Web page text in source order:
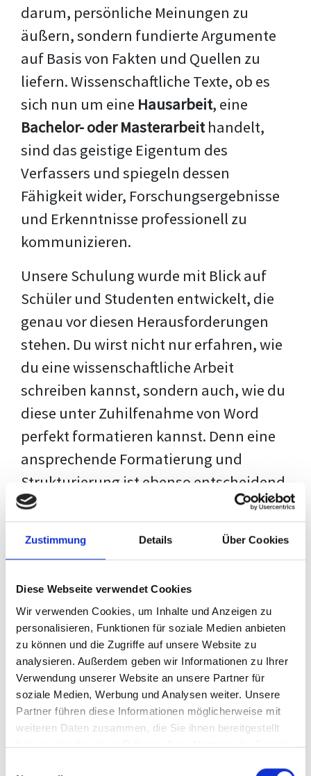
Zustimmung Details Über Cookies
Diese Webseite verwendet Cookies
Wir verwenden Cookies, um Inhalte und Anzeigen zu
personalisieren, Funktionen für soziale Medien anbieten
zu können und die Zugriffe auf unsere Website zu
analysieren. Außerdem geben wir Informationen zu Ihrer
Verwendung unserer Website an unsere Partner für
soziale Medien, Werbung und Analysen weiter. Unsere
Partner führen diese Informationen möglicherweise mit
weiteren Daten zusammen, die Sie ihnen bereitgestellt
haben oder die sie im Rahmen Ihrer Nutzung der Dienste
darum, persönliche Meinungen zu
äußern, sondern fundierte Argumente
auf Basis von Fakten und Quellen zu
liefern. Wissenschaftliche Texte, ob es
sich nun um eine Hausarbeit, eine
Bachelor- oder Masterarbeithandelt,
sind das geistige Eigentum des
Verfassers und spiegeln dessen
Fähigkeit wider, Forschungsergebnisse
und Erkenntnisse professionell zu
kommunizieren.
Unsere Schulung wurde mit Blick auf
Schüler und Studenten entwickelt, die
genau vor diesen Herausforderungen
stehen. Du wirst nicht nur erfahren, wie
du eine wissenschaftliche Arbeit
schreiben kannst, sondern auch, wie du
diese unter Zuhilfenahme von Word
perfekt formatieren kannst. Denn eine
ansprechende Formatierung und
Strukturierung ist ebenso entscheidend
wie der Inhalt selbst. Jeder Prüfer hat
eigene Erwartungen, und unsere
Schulung ist so konzipiert, dass sie dir
deiner individuellen Vorlage zeigt,
anstatt eine Einheitslösung zu bieten.
Der Prozess des wissenschaftlichen
Schreibens kann ohne das richtige
Wissen eine große Herausforderung
darstellen. Jedoch, ausgestattet mit
denTechniken und Strategiendieses
Kurses, wird die Formatierung deiner